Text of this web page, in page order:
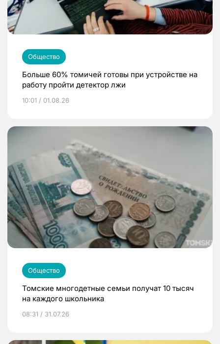
Общество
Больше 60% томичей готовы при устройстве на
работу пройти детектор лжи
10:01 / 01.08.26
Общество
Томские многодетные семьи получат 10 тысяч
на каждого школьника
08:31 / 31.07.26